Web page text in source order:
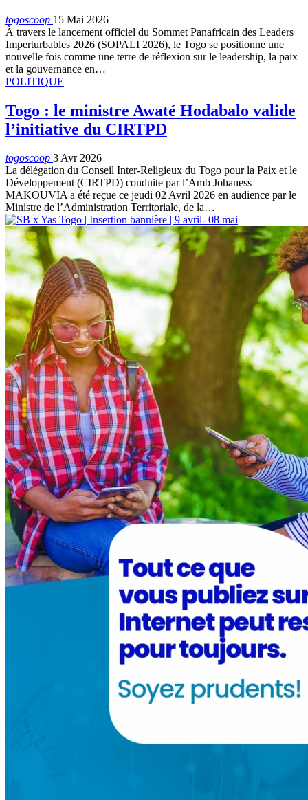
togoscoop 15 Mai 2026
À travers le lancement officiel du Sommet Panafricain des Leaders
Imperturbables 2026 (SOPALI 2026), le Togo se positionne une
nouvelle fois comme une terre de réflexion sur le leadership, la paix
et la gouvernance en…
POLITIQUE
Togo : le ministre Awaté Hodabalo valide
l’initiative du CIRTPD
togoscoop 3 Avr 2026
La délégation du Conseil Inter-Religieux du Togo pour la Paix et le
Développement (CIRTPD) conduite par l’Amb Johaness
MAKOUVIA a été reçue ce jeudi 02 Avril 2026 en audience par le
Ministre de l’Administration Territoriale, de la…